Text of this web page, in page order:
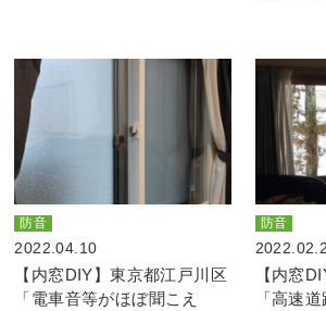
防音
2022.04.10
【内窓DIY】東京都江戸川区
「電車音等がほぼ聞こえ
防音
【内窓
「高速